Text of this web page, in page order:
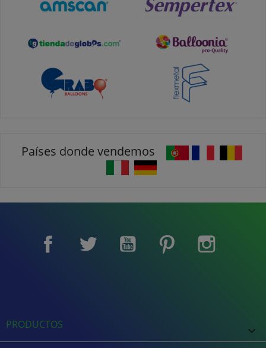
Países donde vendemos
Facebook Twitter YouTube Pinterest
PRODUCTOS 